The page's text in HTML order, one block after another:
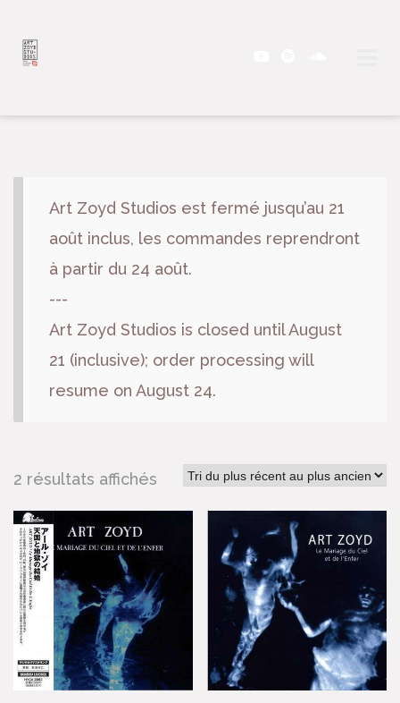
Art Zoyd Studios est fermé jusqu’au 21
août inclus, les commandes reprendront
à partir du 24 août.
---
Art Zoyd Studios is closed until August
21 (inclusive); order processing will
resume on August 24.
2 résultats affichés